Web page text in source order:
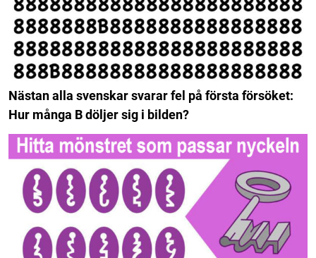
Nästan alla svenskar svarar fel på första försöket:
Hur många B döljer sig i bilden?